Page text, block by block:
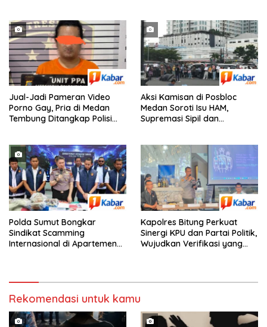
Transparan
Jual-Jadi Pameran Video
Porno Gay, Pria di Medan
Tembung Ditangkap Polisi
Aksi Kamisan di Posbloc
Medan Soroti Isu HAM,
Supremasi Sipil dan
Polda Sumut Bongkar
Sindikat Scamming
Internasional di Apartemen
Kapolres Bitung Perkuat
Sinergi KPU dan Partai Politik,
Wujudkan Verifikasi yang
Rekomendasi untuk kamu